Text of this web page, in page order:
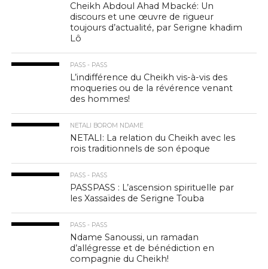
Cheikh Abdoul Ahad Mbacké: Un
discours et une œuvre de rigueur
toujours d’actualité, par Serigne khadim
Lô
PASS - PASS
L’indifférence du Cheikh vis-à-vis des
moqueries ou de la révérence venant
des hommes!
NETALI BOROM NDAME
NETALI: La relation du Cheikh avec les
rois traditionnels de son époque
PASS - PASS
PASSPASS : L’ascension spirituelle par
les Xassaïdes de Serigne Touba
PASS - PASS
Ndame Sanoussi, un ramadan
d’allégresse et de bénédiction en
compagnie du Cheikh!